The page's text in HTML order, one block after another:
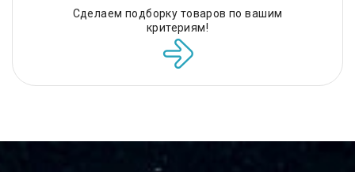
Сделаем подборку товаров по вашим
критериям!